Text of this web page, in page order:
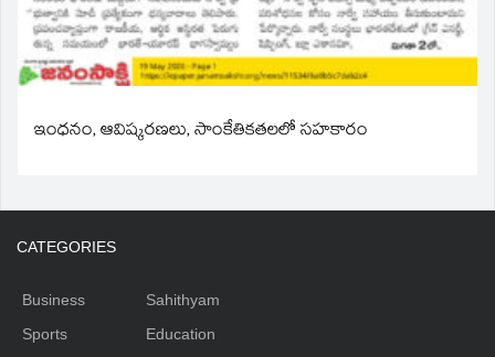
ఇంధనం, ఆవిష్కరణలు, సాంకేతికతలలో సహకారం
CATEGORIES
Business
Sports
Sahithyam
Education